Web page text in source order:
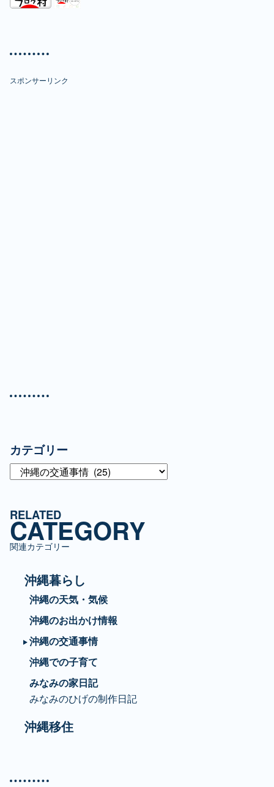
スポンサーリンク
カテゴリー
テ
リ
ー
RELATED
CATEGORY
関連カテゴリー
沖縄暮らし
沖縄の天気・気候
沖縄のお出かけ情報
沖縄の交通事情
沖縄での子育て
みなみの家日記
みなみのひげの制作日記
沖縄移住